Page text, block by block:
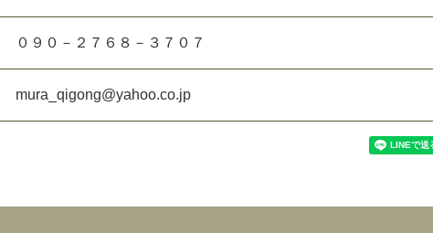
０９０－２７６８－３７０７
mura_qigong@yahoo.co.jp